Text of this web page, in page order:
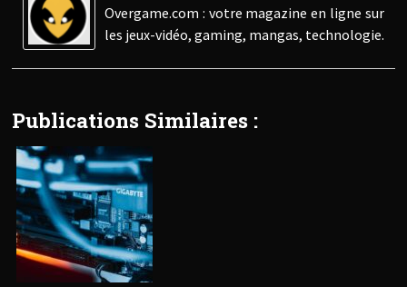
Overgame.com : votre magazine en ligne sur
les jeux-vidéo, gaming, mangas, technologie.
Publications Similaires :